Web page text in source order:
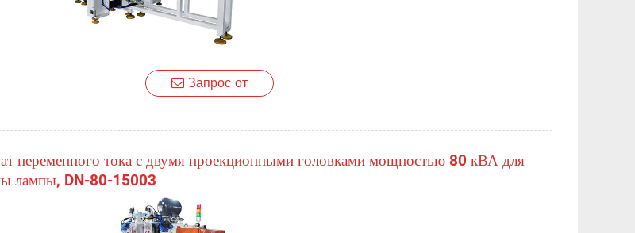
Запрос от
переменного тока с двумя проекционными головками мощностью 80 кВА для
лампы, DN-80-15003